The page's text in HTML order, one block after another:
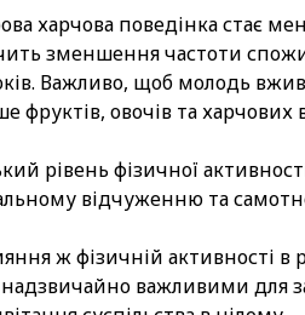
харчова поведінка стає
зменшення частоти
Важливо, щоб молодь
фруктів, овочів та харчових
рівень фізичної
відчуженню та
ж фізичній активності в
надзвичайно важливими для